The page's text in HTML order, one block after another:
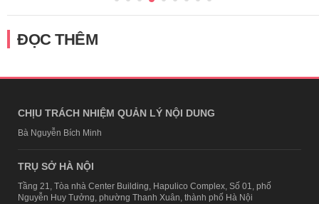
ĐỌC THÊM
CHỊU TRÁCH NHIỆM QUẢN LÝ NỘI DUNG
Bà Nguyễn Bích Minh
TRỤ SỞ HÀ NỘI
Tầng 21, Tòa nhà Center Building, Hapulico Complex, Số 01, phố
Nguyễn Huy Tưởng, phường Thanh Xuân, thành phố Hà Nội